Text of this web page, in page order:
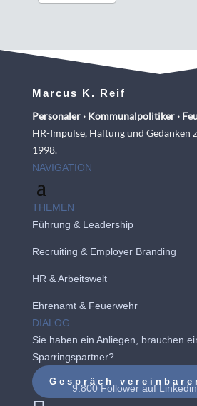
Marcus K. Reif
Personaler · Kommunalpolitiker ·
HR-Impulse, Haltung und Gedanken
1998.
NAVIGATION
THEMEN
Führung & Leadership
Recruiting & Employer Branding
HR & Arbeitswelt
Ehrenamt & Feuerwehr
DIALOG
Sie haben ein Anliegen, brauchen
Sparringspartner?
Gespräch
9.800 Follower aufLinkedin